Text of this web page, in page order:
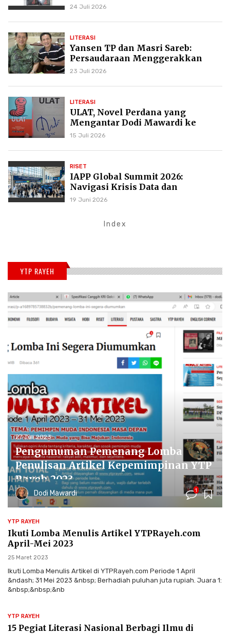
24 Juli 2026
LITERASI
Yansen TP dan Masri Sareb:
Persaudaraan Menggerakkan
Literasi Borneo
23 Juli 2026
LITERASI
ULAT, Novel Perdana yang
Mengantar Dodi Mawardi ke
Puncak Karier Kepenulisan
15 Juli 2026
RISET
IAPP Global Summit 2026:
Navigasi Krisis Data dan
Standarisasi AI Global
19 Juni 2026
Index
YTP RAYEH
1
27 Juli 2023
Pengumuman Pemenang Lomba
Penulisan Artikel Kepemimpinan YTP
Rayeh 2023
Dodi Mawardi
YTP RAYEH
Ikuti Lomba Menulis Artikel YTPRayeh.com
April-Mei 2023
25 Maret 2023
Ikuti Lomba Menulis Artikel di YTPRayeh.com Periode 1 April
&ndash; 31 Mei 2023 &nbsp; Berhadiah puluhan juta rupiah. Juara 1:
&nbsp;&nbsp;&nb
YTP RAYEH
15 Pegiat Literasi Nasional Berbagi Ilmu di